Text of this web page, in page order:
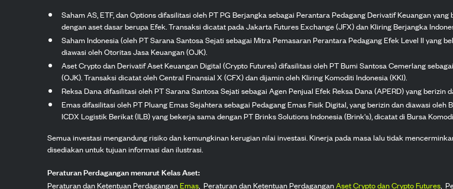
Saham AS, ETF, dan Options difasilitasi oleh PT PG Berjangka sebagai Perantara Pedagang Derivatif Keuangan
dengan aset dasar berupa Efek. Transaksi dicatat pada Jakarta Futures Exchange (JFX) dan Kliring Berjangka
Saham Indonesia (oleh PT Sarana Santosa Sejati sebagai Mitra Pemasaran Perantara Pedagang Efek Level II yang
diawasi oleh Otoritas Jasa Keuangan (OJK).
Aset Crypto dan Derivatif Aset Keuangan Digital (Crypto Futures) difasilitasi oleh PT Bumi Santosa Cemerlang
(OJK). Transaksi dicatat oleh Central Finansial X (CFX) dan dijamin oleh Kliring Komoditi Indonesia (KKI).
Reksa Dana difasilitasi oleh PT Sarana Santosa Sejati sebagai Agen Penjual Efek Reksa Dana (APERD) yang berizin
Emas difasilitasi oleh PT Pluang Emas Sejahtera sebagai Pedagang Emas Fisik Digital, yang berizin dan diawasi
ICDX Logistik Berikat (ILB) yang bekerja sama dengan PT Brinks Solutions Indonesia (Brink's), dicatat di Bursa
Semua investasi mengandung risiko dan kemungkinan kerugian nilai investasi. Kinerja pada masa lalu tidak
disediakan untuk tujuan informasi dan ilustrasi.
Peraturan Perdagangan menurut Kelas Aset:
Peraturan dan Ketentuan PerdaganganEmas, Peraturan dan Ketentuan PerdaganganAset Crypto dan Crypto Futures,